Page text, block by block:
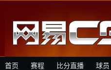
首页 赛程 比分直播 球员